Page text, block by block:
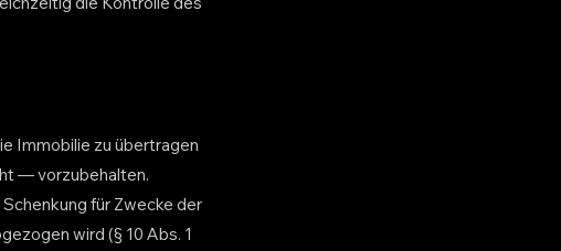
Immobilie zu übertragen
— vorzubehalten.
für Zwecke der
wird (§ 10 Abs. 1